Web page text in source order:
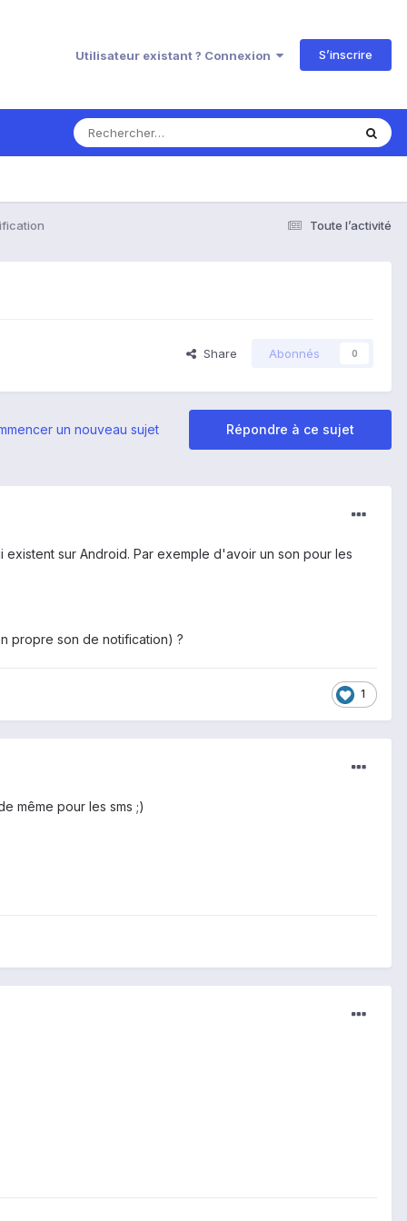
Utilisateur existant ? Connexion S’inscrire
Toute l’activité
Share Abonnés 0
Répondre à ce sujet
un nouveau sujet
sur Android. Par exemple d'avoir un son pour les
propre son de notification) ?
1
même pour les sms ;)